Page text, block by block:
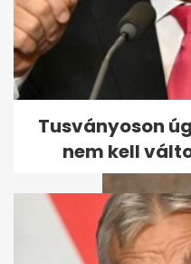
Leállt a
Tusványoson
nem kell